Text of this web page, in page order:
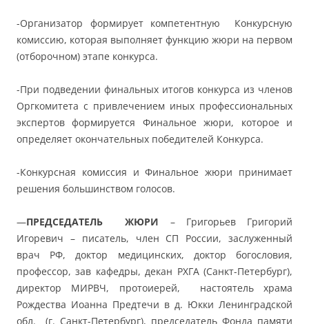
-Организатор формирует компетентную Конкурсную
комиссию, которая выполняет функцию жюри на первом
(отборочном) этапе конкурса.
-При подведении финальных итогов конкурса из членов
Оргкомитета с привлечением иных профессиональных
экспертов формируется Финальное жюри, которое и
определяет окончательных победителей Конкурса.
-Конкурсная комиссия и Финальное жюри принимает
решения большинством голосов.
—ПРЕДСЕДАТЕЛЬ ЖЮРИ – Григорьев Григорий
Игоревич – писатель, член СП России, заслуженный
врач РФ, доктор медицинских, доктор богословия,
профессор, зав кафедры, декан РХГА (Санкт-Петербург),
директор МИРВЧ, протоиерей, настоятель храма
Рождества Иоанна Предтечи в д. Юкки Ленинградской
обл. (г. Санкт-Петербург), председатель Фонда памяти